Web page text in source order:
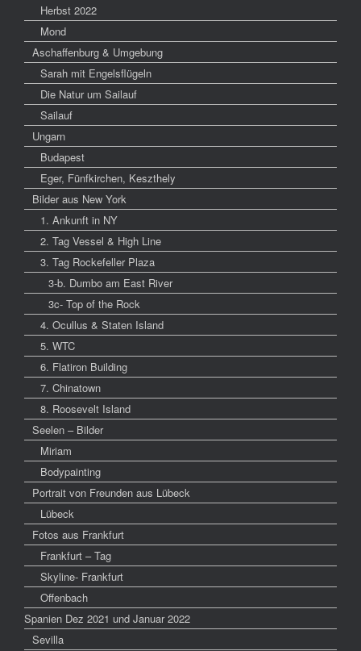
Herbst 2022
Mond
Aschaffenburg & Umgebung
Sarah mit Engelsflügeln
Die Natur um Sailauf
Sailauf
Ungarn
Budapest
Eger, Fünfkirchen, Keszthely
Bilder aus New York
1. Ankunft in NY
2. Tag Vessel & High Line
3. Tag Rockefeller Plaza
3-b. Dumbo am East River
3c- Top of the Rock
4. Ocullus & Staten Island
5. WTC
6. Flatiron Building
7. Chinatown
8. Roosevelt Island
Seelen – Bilder
Miriam
Bodypainting
Portrait von Freunden aus Lübeck
Lübeck
Fotos aus Frankfurt
Frankfurt – Tag
Skyline- Frankfurt
Offenbach
Spanien Dez 2021 und Januar 2022
Sevilla